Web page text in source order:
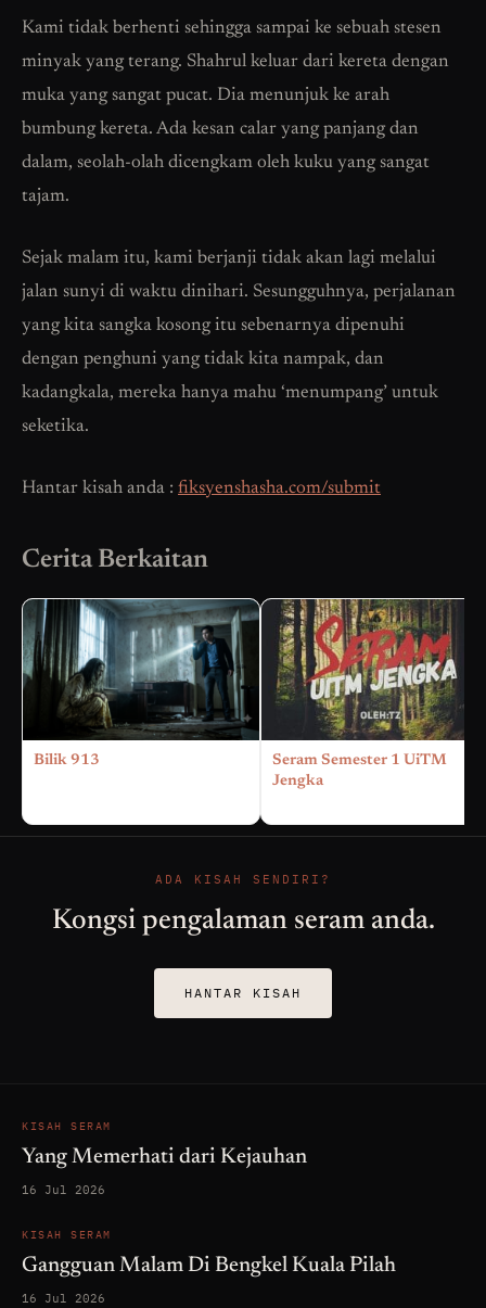
Kami tidak berhenti sehingga sampai ke sebuah stesen
minyak yang terang. Shahrul keluar dari kereta dengan
muka yang sangat pucat. Dia menunjuk ke arah
bumbung kereta. Ada kesan calar yang panjang dan
dalam, seolah-olah dicengkam oleh kuku yang sangat
tajam.
Sejak malam itu, kami berjanji tidak akan lagi melalui
jalan sunyi di waktu dinihari. Sesungguhnya, perjalanan
yang kita sangka kosong itu sebenarnya dipenuhi
dengan penghuni yang tidak kita nampak, dan
kadangkala, mereka hanya mahu ‘menumpang’ untuk
seketika.
Hantar kisah anda : fiksyenshasha.com/submit
Cerita Berkaitan
Bilik 913
Seram Semester 1 UiTM
Jengka
ADA KISAH SENDIRI?
Kongsi pengalaman seram anda.
HANTAR KISAH
KISAH SERAM
Yang Memerhati dari Kejauhan
16 Jul 2026
KISAH SERAM
Gangguan Malam Di Bengkel Kuala Pilah
16 Jul 2026